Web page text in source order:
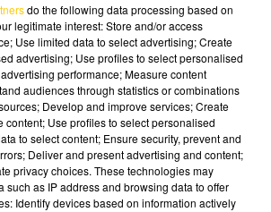
- 5 min 47 sec
HAUTE-LOIRE DU
do the following data processing based on
legitimate interest: Store and/or access
Use limited data to select advertising; Create
advertising; Use profiles to select personalised
performance; Measure content
audiences through statistics or combinations
Develop and improve services; Create
content; Use profiles to select personalised
to select content; Ensure security, prevent and
Deliver and present advertising and content;
privacy choices. These technologies may
such as IP address and browsing data to offer
Identify devices based on information actively